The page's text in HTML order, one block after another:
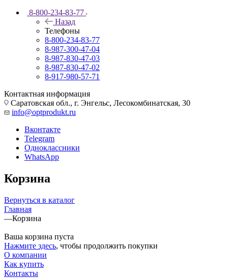
8-800-234-83-77
Назад
Телефоны
8-800-234-83-77
8-987-300-47-04
8-987-830-47-03
8-987-830-47-02
8-917-980-57-71
Контактная информация
Саратовская обл., г. Энгельс, Лесокомбинатская, 30
info@optprodukt.ru
Вконтакте
Telegram
Одноклассники
WhatsApp
Корзина
Вернуться в каталог
Главная
—Корзина
Ваша корзина пуста
Нажмите здесь, чтобы продолжить покупки
О компании
Как купить
Контакты